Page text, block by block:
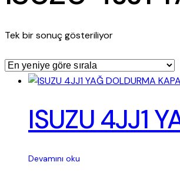
Tek bir sonuç gösteriliyor
ISUZU 4JJ1
Devamını oku